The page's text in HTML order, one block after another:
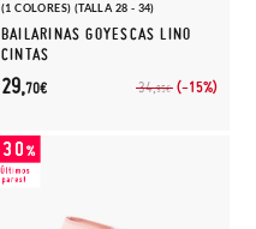
(1 COLORES) (TALLA 28 - 34)
BAILARINAS GOYESCAS LINO
CINTAS
34,95€ (-15%)
29,70€